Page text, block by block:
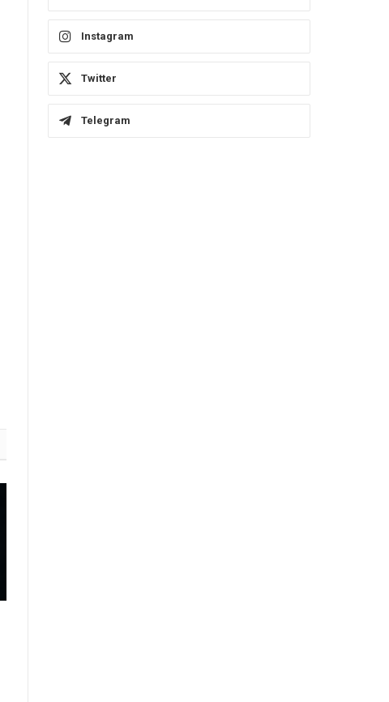
Instagram
Twitter
Telegram